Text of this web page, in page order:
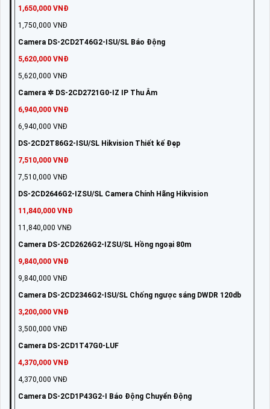
1,650,000 VNĐ
1,750,000 VNĐ
Camera DS-2CD2T46G2-ISU/SL Báo Động
5,620,000 VNĐ
5,620,000 VNĐ
Camera ✲ DS-2CD2721G0-IZ IP Thu Âm
6,940,000 VNĐ
6,940,000 VNĐ
DS-2CD2T86G2-ISU/SL Hikvision Thiết kế Đẹp
7,510,000 VNĐ
7,510,000 VNĐ
DS-2CD2646G2-IZSU/SL Camera Chính Hãng Hikvision
11,840,000 VNĐ
11,840,000 VNĐ
Camera DS-2CD2626G2-IZSU/SL Hồng ngoại 80m
9,840,000 VNĐ
9,840,000 VNĐ
Camera DS-2CD2346G2-ISU/SL Chống ngược sáng DWDR 120db
3,200,000 VNĐ
3,500,000 VNĐ
Camera DS-2CD1T47G0-LUF
4,370,000 VNĐ
4,370,000 VNĐ
Camera DS-2CD1P43G2-I Báo Động Chuyển Động